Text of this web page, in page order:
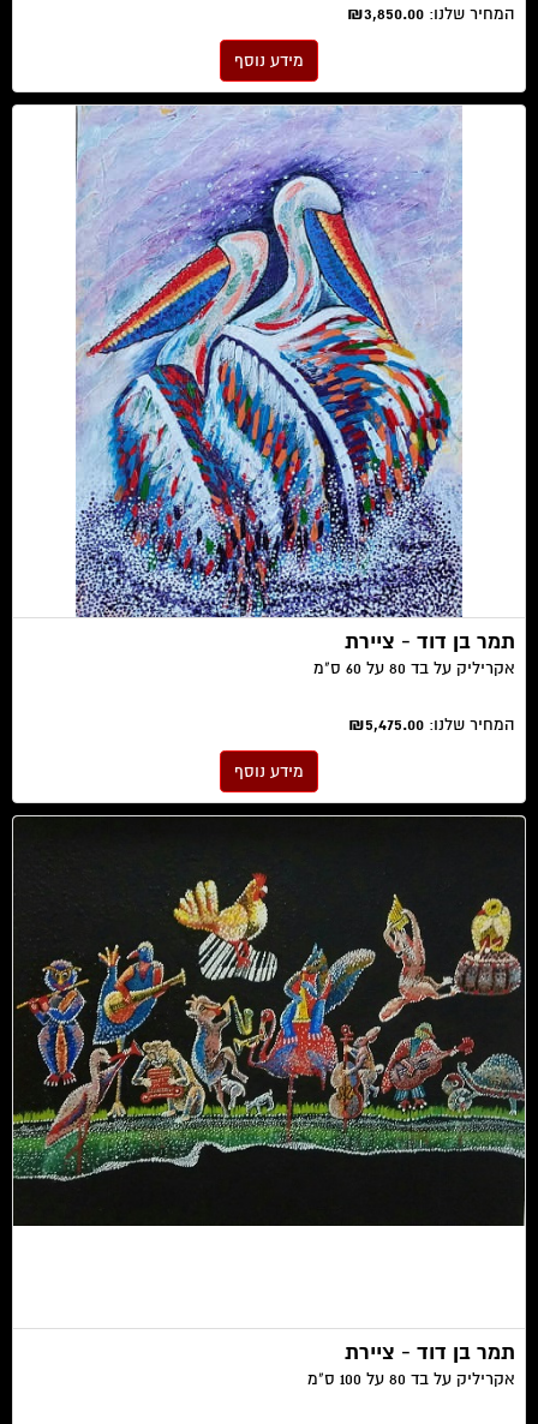
המחיר שלנו: ₪3,850.00
מידע נוסף
תמר בן דוד - ציירת
אקריליק על בד 80 על 60 ס"מ
המחיר שלנו: ₪5,475.00
מידע נוסף
תמר בן דוד - ציירת
אקריליק על בד 80 על 100 ס"מ